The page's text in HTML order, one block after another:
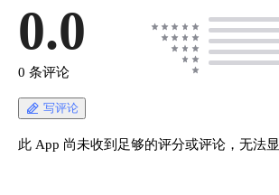
0.0
0 条评论
写评论
此 App 尚未收到足够的评分或评论，无法显